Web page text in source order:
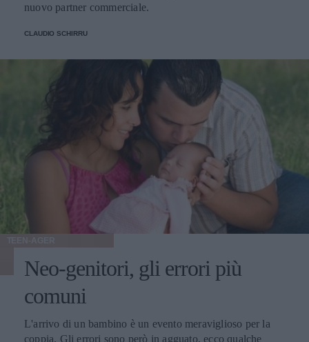
nuovo partner commerciale.
CLAUDIO SCHIRRU
Neo-genitori, gli errori più
comuni
L'arrivo di un bambino è un evento meraviglioso per la
coppia. Gli errori sono però in agguato, ecco qualche